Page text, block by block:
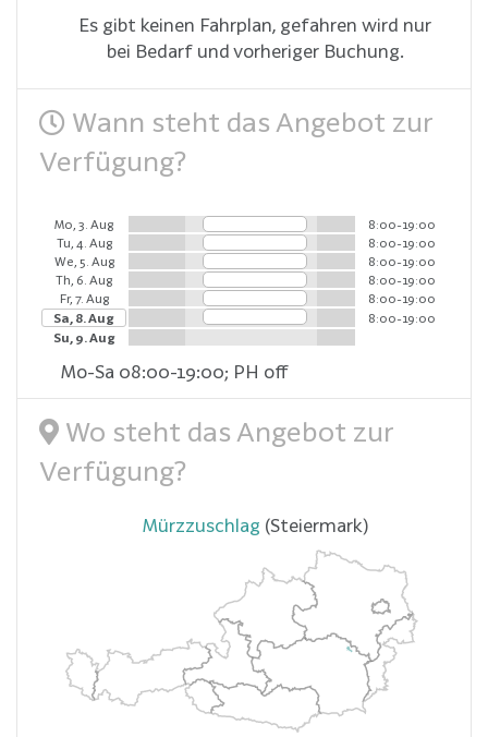
Es gibt keinen Fahrplan, gefahren wird nur
bei Bedarf und vorheriger Buchung.
Wann steht das Angebot zur
Verfügung?
Mo, 3. Aug
8:00-19:00
Tu, 4. Aug
8:00-19:00
We, 5. Aug
8:00-19:00
Th, 6. Aug
8:00-19:00
Fr, 7. Aug
8:00-19:00
Sa, 8. Aug
8:00-19:00
Su, 9. Aug
Mo-Sa 08:00-19:00; PH off
Wo steht das Angebot zur
Verfügung?
Mürzzuschlag (Steiermark)